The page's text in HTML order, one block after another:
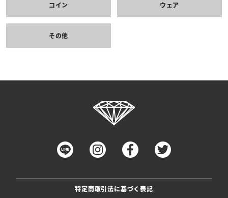
コイン ウェア
その他
特定商取引法に基づく表記